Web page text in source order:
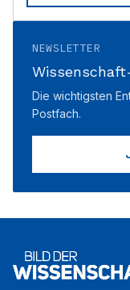
NEWSLETTER
Die wichtigsten
Postfach.